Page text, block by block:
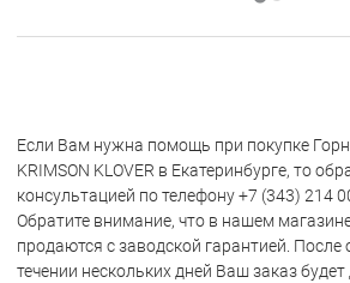
Если Вам нужна помощь при покупке
KRIMSON KLOVER в Екатеринбурге, то
консультацией по телефону +7 (343) 214
Обратите внимание, что в нашем
продаются с заводской гарантией. После
течении нескольких дней Ваш заказ